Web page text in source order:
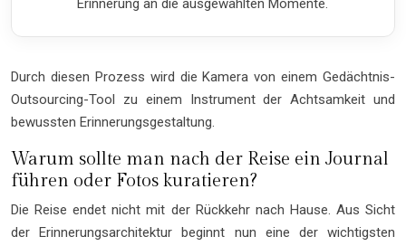
Erinnerung an die ausgewählten Momente.
Durch diesen Prozess wird die Kamera von einem Gedächtnis-
Outsourcing-Tool zu einem Instrument der Achtsamkeit und
bewussten Erinnerungsgestaltung.
Warum sollte man nach der Reise ein Journal
führen oder Fotos kuratieren?
Die Reise endet nicht mit der Rückkehr nach Hause. Aus Sicht
der Erinnerungsarchitektur beginnt nun eine der wichtigsten